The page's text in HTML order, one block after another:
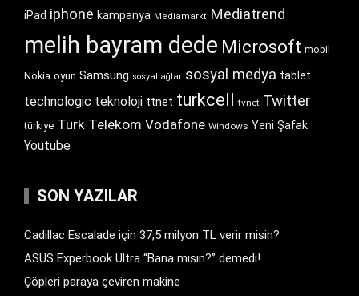
iPad iphone kampanya Mediamarkt Mediatrend
melih bayram dede Microsoft mobil
Nokia oyun Samsung sosyal ağlar sosyal medya tablet
technologic teknoloji ttnet turkcell tvnet Twitter
türkiye Türk Telekom Vodafone Windows Yeni Şafak
Youtube
SON YAZILAR
Cadillac Escalade için 37,5 milyon TL verir misin?
ASUS Experbook Ultra “Bana mısın?” demedi!
Çöpleri paraya çeviren makine